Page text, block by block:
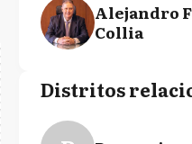
Alejandro
Collia
Distritos